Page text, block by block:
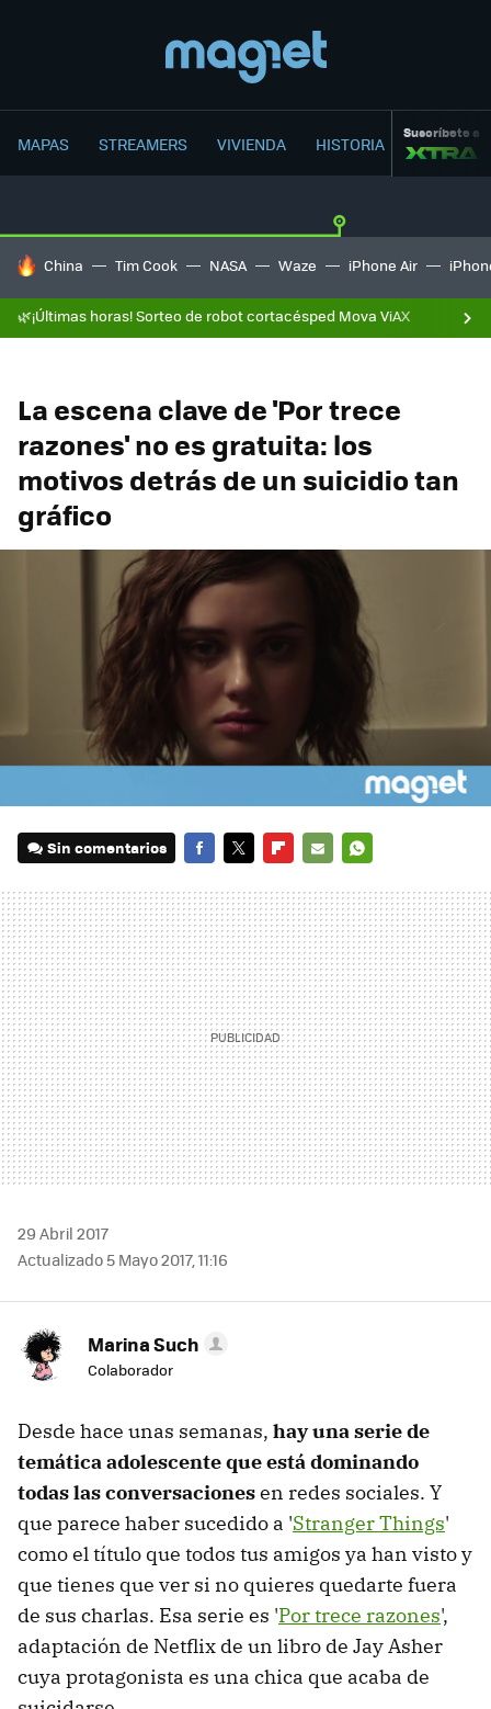
MAPAS STREAMERS VIVIENDA HISTORIA Suscríbete a
HOY SE HABLA DE
China Tim Cook NASA Waze iPhone Air
🌿¡Últimas horas! Sorteo de robot cortacésped Mova ViAX
La escena clave de 'Por trece
razones' no es gratuita: los
motivos detrás de un suicidio tan
gráfico
Sin comentarios
MAIL
29 Abril 2017
Actualizado 5 Mayo 2017, 11:16
Marina Such
Colaborador
Desde hace unas semanas, hay una serie de
temática adolescente que está dominando
todas las conversacionesen redes sociales. Y
que parece haber sucedido a 'Stranger Things'
como el título que todos tus amigos ya han visto y
que tienes que ver si no quieres quedarte fuera
de sus charlas. Esa serie es 'Por trece razones',
adaptación de Netflix de un libro de Jay Asher
cuya protagonista es una chica que acaba de